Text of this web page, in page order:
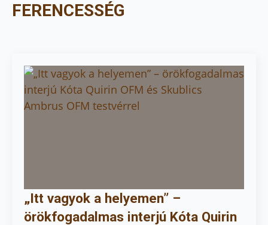
FERENCESSÉG
„Itt vagyok a helyemen” –
örökfogadalmas interjú Kóta Quirin